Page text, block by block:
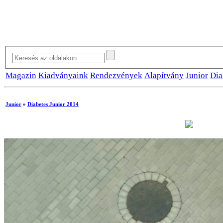
Magazin Kiadványaink Rendezvények Alapítvány Junior
Junior » Diabetes Junior 2014